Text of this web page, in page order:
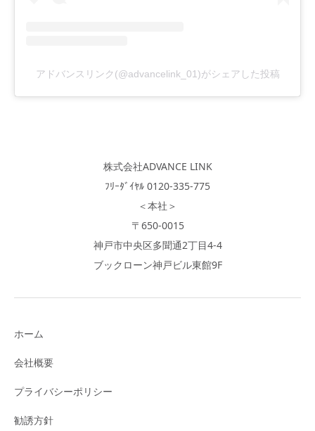
アドバンスリンク(@advancelink_01)がシェアした投稿
株式会社ADVANCE LINK
ﾌﾘｰﾀﾞｲﾔﾙ 0120-335-775
＜本社＞
〒650-0015
神戸市中央区多聞通2丁目4-4
ブックローン神戸ビル東館9F
ホーム
会社概要
プライバシーポリシー
勧誘方針